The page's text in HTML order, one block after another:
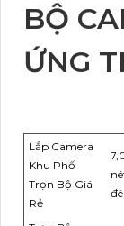
BỘ
ỨNG
Lắp Camera
Khu Phố
Trọn Bộ Giá
Rẻ